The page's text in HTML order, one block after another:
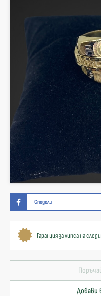
Сподели
Гаранция за липса на
Добави